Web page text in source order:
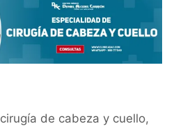
cirugía de cabeza y cuello,